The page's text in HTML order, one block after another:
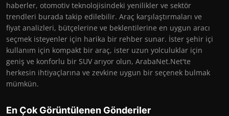
haberler, otomotiv teknolojisindeki yenilikler ve sektör
trendleri burada takip edilebilir. Araç karşılaştırmaları ve
fiyat analizleri, bütçelerine ve beklentilerine en uygun aracı
seçmek isteyenler için harika bir rehber sunar. İster şehir içi
kullanım için kompakt bir araç, ister uzun yolculuklar için
geniş ve konforlu bir SUV arıyor olun, ArabaNet.Net'te
herkesin ihtiyaçlarına ve zevkine uygun bir seçenek bulmak
mümkün.
En Çok Görüntülenen Gönderiler